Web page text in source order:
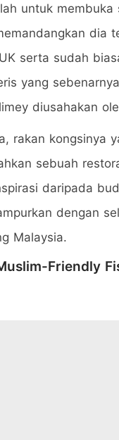
untuk membuka
dia
serta sudah
yang
diusahakan
rakan kongsinya
sebuah
daripada
dengan
Malaysia.
Friendly